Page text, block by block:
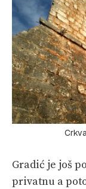
Gradić je još
privatnu a